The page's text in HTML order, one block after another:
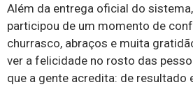
Além da entrega oficial do
participou de um momento de
churrasco, abraços e muita
ver a felicidade no rosto das
que a gente acredita: de resultado